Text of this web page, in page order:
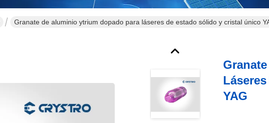
Granate de aluminio ytrium dopado para láseres de estado sólido y cristal único
YAG